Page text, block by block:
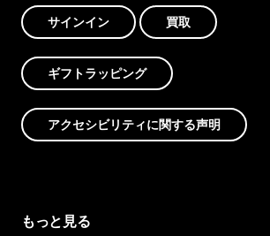
サインイン 買取
ギフトラッピング
アクセシビリティに関する声明
もっと見る